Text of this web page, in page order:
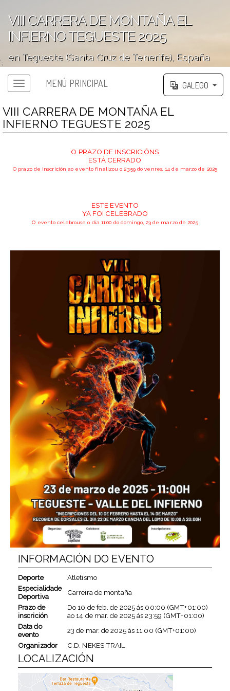
VIII CARRERA DE MONTAÑA EL
INFIERNO TEGUESTE 2025
en Tegueste (Santa Cruz de Tenerife), España
';
MENÚ PRINCIPAL GALEGO
VIII CARRERA DE MONTAÑA EL
INFIERNO TEGUESTE 2025
O PRAZO DE INSCRICIÓNS
ESTÁ CERRADO
O prazo de inscrición ao evento finalizou o 23:59 do venres, 14 de marzo de 2025
ESTE EVENTO
YA FOI CELEBRADO
O evento celebrouse o día 11:00 do domingo, 23 de marzo de 2025
INFORMACIÓN DO EVENTO
Deporte
Atletismo
Especialidade
Deportiva
Carreira de montaña
Prazo de
inscrición
Do10 de feb. de 2025ás 00:00 (GMT+01:00)
ao14 de mar. de 2025ás23:59 (GMT+01:00)
Data do
evento
23 de mar. de 2025ás11:00 (GMT+01:00)
Organizador
C.D. NEKES TRAIL
LOCALIZACIÓN